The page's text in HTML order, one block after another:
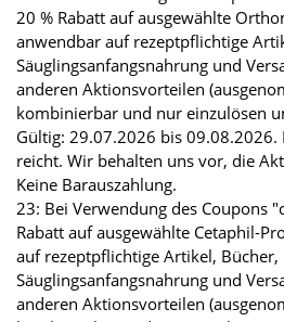
20 % Rabatt auf ausgewählte
anwendbar auf rezeptpflichtige
Säuglingsanfangsnahrung und
anderen Aktionsvorteilen
kombinierbar und nur einzulösen
Gültig: 29.07.2026 bis 09.08.2026.
reicht. Wir behalten uns vor, die
Keine Barauszahlung.
23: Bei Verwendung des Coupons
Rabatt auf ausgewählte Cetaphil-
auf rezeptpflichtige Artikel, Bücher,
Säuglingsanfangsnahrung und
anderen Aktionsvorteilen